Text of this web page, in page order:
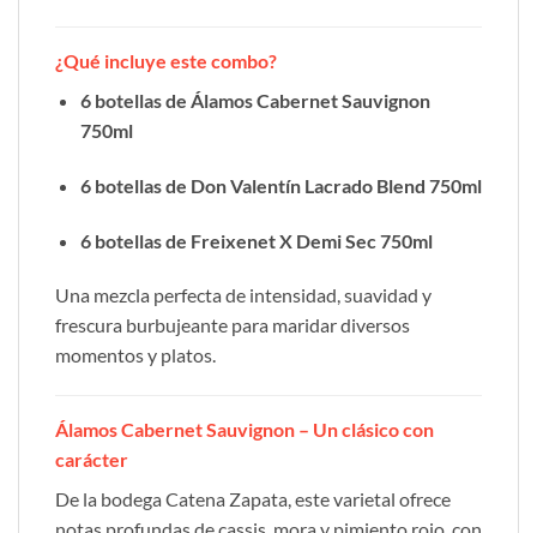
¿Qué incluye este combo?
6 botellas de Álamos Cabernet Sauvignon
750ml
6 botellas de Don Valentín Lacrado Blend 750ml
6 botellas de Freixenet X Demi Sec 750ml
Una mezcla perfecta de intensidad, suavidad y
frescura burbujeante para maridar diversos
momentos y platos.
Álamos Cabernet Sauvignon – Un clásico con
carácter
De la bodega Catena Zapata, este varietal ofrece